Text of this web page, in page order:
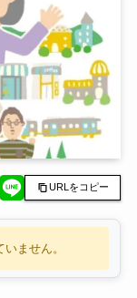
URLをコピー
ません。